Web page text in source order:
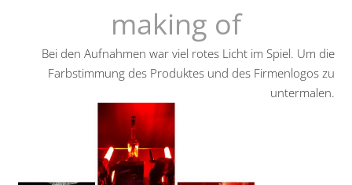
making of
Bei den Aufnahmen war viel rotes Licht im Spiel. Um die
Farbstimmung des Produktes und des Firmenlogos zu
untermalen.